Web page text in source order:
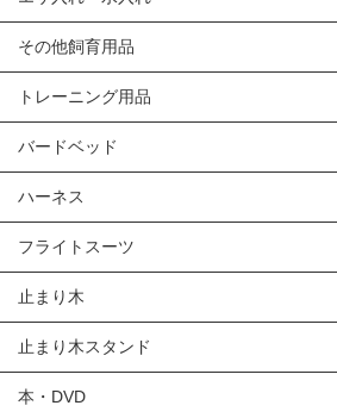
その他飼育用品
トレーニング用品
バードベッド
ハーネス
フライトスーツ
止まり木
止まり木スタンド
本・DVD